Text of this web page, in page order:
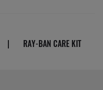
| RAY-BAN CARE KIT